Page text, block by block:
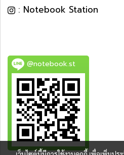
: Notebook Station
@notebook.st